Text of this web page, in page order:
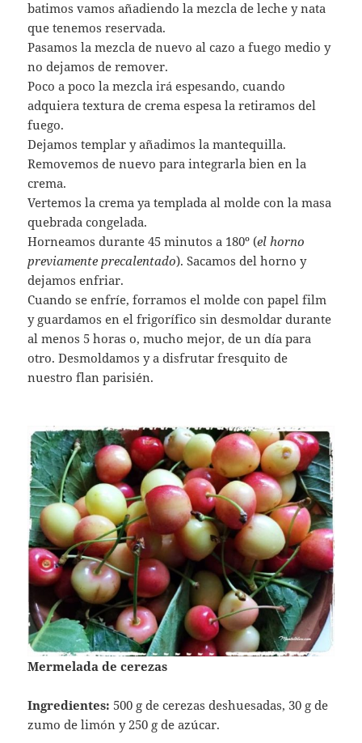
batimos vamos añadiendo la mezcla de leche y nata
que tenemos reservada.
Pasamos la mezcla de nuevo al cazo a fuego medio y
no dejamos de remover.
Poco a poco la mezcla irá espesando, cuando
adquiera textura de crema espesa la retiramos del
fuego.
Dejamos templar y añadimos la mantequilla.
Removemos de nuevo para integrarla bien en la
crema.
Vertemos la crema ya templada al molde con la masa
quebrada congelada.
Horneamos durante 45 minutos a 180º (el horno
previamente precalentado). Sacamos del horno y
dejamos enfriar.
Cuando se enfríe, forramos el molde con papel film
y guardamos en el frigorífico sin desmoldar durante
al menos 5 horas o, mucho mejor, de un día para
otro. Desmoldamos y a disfrutar fresquito de
nuestro flan parisién.
Mermelada de cerezas
Ingredientes: 500 g de cerezas deshuesadas, 30 g de
zumo de limón y 250 g de azúcar.